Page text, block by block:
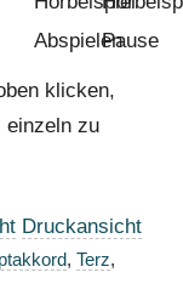
klicken,
einzeln zu
Druckansicht
, Terz,